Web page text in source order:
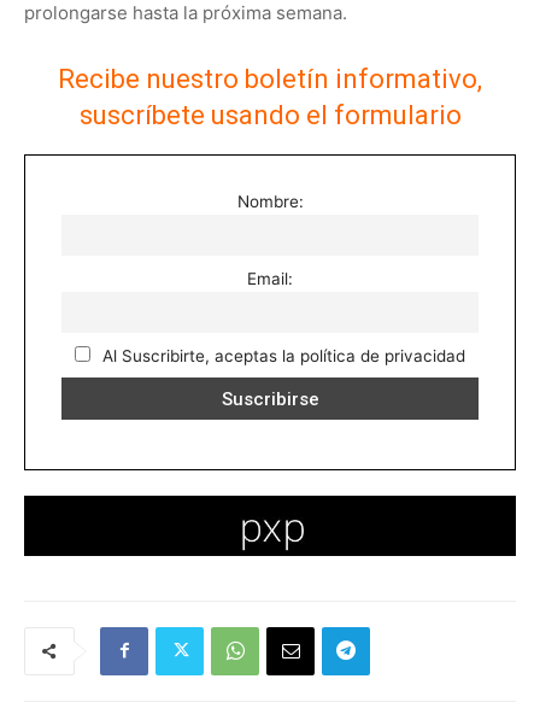
prolongarse hasta la próxima semana.
Recibe nuestro boletín informativo,
suscríbete usando el formulario
Nombre:
Email:
Al Suscribirte, aceptas la política de privacidad